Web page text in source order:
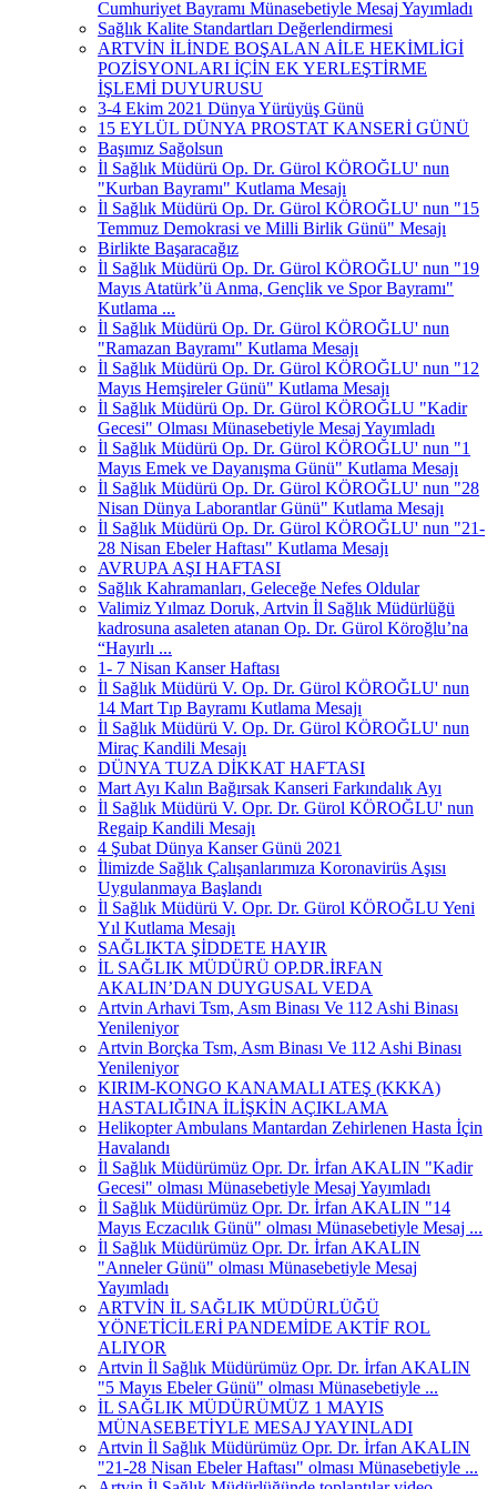
Cumhuriyet Bayramı Münasebetiyle Mesaj Yayımladı
Sağlık Kalite Standartları Değerlendirmesi
ARTVİN İLİNDE BOŞALAN AİLE HEKİMLİGİ
POZİSYONLARI İÇİN EK YERLEŞTİRME
İŞLEMİ DUYURUSU
3-4 Ekim 2021 Dünya Yürüyüş Günü
15 EYLÜL DÜNYA PROSTAT KANSERİ GÜNÜ
Başımız Sağolsun
İl Sağlık Müdürü Op. Dr. Gürol KÖROĞLU' nun
"Kurban Bayramı" Kutlama Mesajı
İl Sağlık Müdürü Op. Dr. Gürol KÖROĞLU' nun "15
Temmuz Demokrasi ve Milli Birlik Günü" Mesajı
Birlikte Başaracağız
İl Sağlık Müdürü Op. Dr. Gürol KÖROĞLU' nun "19
Mayıs Atatürk’ü Anma, Gençlik ve Spor Bayramı"
Kutlama ...
İl Sağlık Müdürü Op. Dr. Gürol KÖROĞLU' nun
"Ramazan Bayramı" Kutlama Mesajı
İl Sağlık Müdürü Op. Dr. Gürol KÖROĞLU' nun "12
Mayıs Hemşireler Günü" Kutlama Mesajı
İl Sağlık Müdürü Op. Dr. Gürol KÖROĞLU "Kadir
Gecesi" Olması Münasebetiyle Mesaj Yayımladı
İl Sağlık Müdürü Op. Dr. Gürol KÖROĞLU' nun "1
Mayıs Emek ve Dayanışma Günü" Kutlama Mesajı
İl Sağlık Müdürü Op. Dr. Gürol KÖROĞLU' nun "28
Nisan Dünya Laborantlar Günü" Kutlama Mesajı
İl Sağlık Müdürü Op. Dr. Gürol KÖROĞLU' nun "21-
28 Nisan Ebeler Haftası" Kutlama Mesajı
AVRUPA AŞI HAFTASI
Sağlık Kahramanları, Geleceğe Nefes Oldular
Valimiz Yılmaz Doruk, Artvin İl Sağlık Müdürlüğü
kadrosuna asaleten atanan Op. Dr. Gürol Köroğlu’na
“Hayırlı ...
1- 7 Nisan Kanser Haftası
İl Sağlık Müdürü V. Op. Dr. Gürol KÖROĞLU' nun
14 Mart Tıp Bayramı Kutlama Mesajı
İl Sağlık Müdürü V. Op. Dr. Gürol KÖROĞLU' nun
Miraç Kandili Mesajı
DÜNYA TUZA DİKKAT HAFTASI
Mart Ayı Kalın Bağırsak Kanseri Farkındalık Ayı
İl Sağlık Müdürü V. Opr. Dr. Gürol KÖROĞLU' nun
Regaip Kandili Mesajı
4 Şubat Dünya Kanser Günü 2021
İlimizde Sağlık Çalışanlarımıza Koronavirüs Aşısı
Uygulanmaya Başlandı
İl Sağlık Müdürü V. Opr. Dr. Gürol KÖROĞLU Yeni
Yıl Kutlama Mesajı
SAĞLIKTA ŞİDDETE HAYIR
İL SAĞLIK MÜDÜRÜ OP.DR.İRFAN
AKALIN’DAN DUYGUSAL VEDA
Artvin Arhavi Tsm, Asm Binası Ve 112 Ashi Binası
Yenileniyor
Artvin Borçka Tsm, Asm Binası Ve 112 Ashi Binası
Yenileniyor
KIRIM-KONGO KANAMALI ATEŞ (KKKA)
HASTALIĞINA İLİŞKİN AÇIKLAMA
Helikopter Ambulans Mantardan Zehirlenen Hasta İçin
Havalandı
İl Sağlık Müdürümüz Opr. Dr. İrfan AKALIN "Kadir
Gecesi" olması Münasebetiyle Mesaj Yayımladı
İl Sağlık Müdürümüz Opr. Dr. İrfan AKALIN "14
Mayıs Eczacılık Günü" olması Münasebetiyle Mesaj ...
İl Sağlık Müdürümüz Opr. Dr. İrfan AKALIN
"Anneler Günü" olması Münasebetiyle Mesaj
Yayımladı
ARTVİN İL SAĞLIK MÜDÜRLÜĞÜ
YÖNETİCİLERİ PANDEMİDE AKTİF ROL
ALIYOR
Artvin İl Sağlık Müdürümüz Opr. Dr. İrfan AKALIN
"5 Mayıs Ebeler Günü" olması Münasebetiyle ...
İL SAĞLIK MÜDÜRÜMÜZ 1 MAYIS
MÜNASEBETİYLE MESAJ YAYINLADI
Artvin İl Sağlık Müdürümüz Opr. Dr. İrfan AKALIN
"21-28 Nisan Ebeler Haftası" olması Münasebetiyle ...